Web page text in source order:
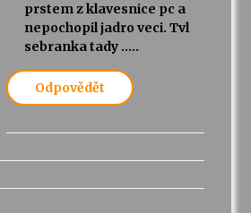
prstem z klavesnice pc a
nepochopil jadro veci. Tvl
sebranka tady …..
Odpovědět